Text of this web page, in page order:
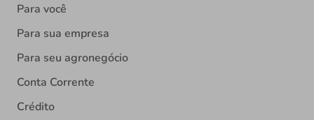
Para você
Para sua empresa
Para seu agronegócio
Conta Corrente
Crédito